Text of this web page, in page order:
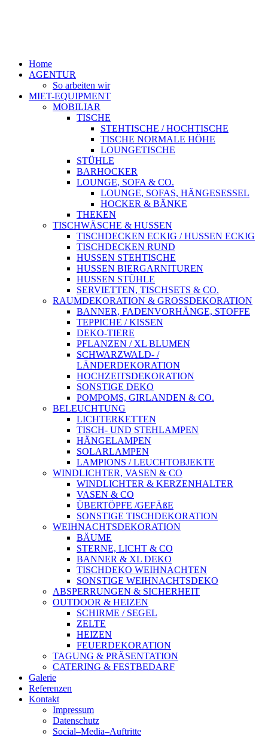
Home
AGENTUR
So arbeiten wir
MIET-EQUIPMENT
MOBILIAR
TISCHE
STEHTISCHE / HOCHTISCHE
TISCHE NORMALE HÖHE
LOUNGETISCHE
STÜHLE
BARHOCKER
LOUNGE, SOFA & CO.
LOUNGE, SOFAS, HÄNGESESSEL
HOCKER & BÄNKE
THEKEN
TISCHWÄSCHE & HUSSEN
TISCHDECKEN ECKIG / HUSSEN ECKIG
TISCHDECKEN RUND
HUSSEN STEHTISCHE
HUSSEN BIERGARNITUREN
HUSSEN STÜHLE
SERVIETTEN, TISCHSETS & CO.
RAUMDEKORATION & GROSSDEKORATION
BANNER, FADENVORHÄNGE, STOFFE
TEPPICHE / KISSEN
DEKO-TIERE
PFLANZEN / XL BLUMEN
SCHWARZWALD- /
LÄNDERDEKORATION
HOCHZEITSDEKORATION
SONSTIGE DEKO
POMPOMS, GIRLANDEN & CO.
BELEUCHTUNG
LICHTERKETTEN
TISCH- UND STEHLAMPEN
HÄNGELAMPEN
SOLARLAMPEN
LAMPIONS / LEUCHTOBJEKTE
WINDLICHTER, VASEN & CO
WINDLICHTER & KERZENHALTER
VASEN & CO
ÜBERTÖPFE /GEFÄßE
SONSTIGE TISCHDEKORATION
WEIHNACHTSDEKORATION
BÄUME
STERNE, LICHT & CO
BANNER & XL DEKO
TISCHDEKO WEIHNACHTEN
SONSTIGE WEIHNACHTSDEKO
ABSPERRUNGEN & SICHERHEIT
OUTDOOR & HEIZEN
SCHIRME / SEGEL
ZELTE
HEIZEN
FEUERDEKORATION
TAGUNG & PRÄSENTATION
CATERING & FESTBEDARF
Galerie
Referenzen
Kontakt
Impressum
Datenschutz
Social–Media–Auftritte